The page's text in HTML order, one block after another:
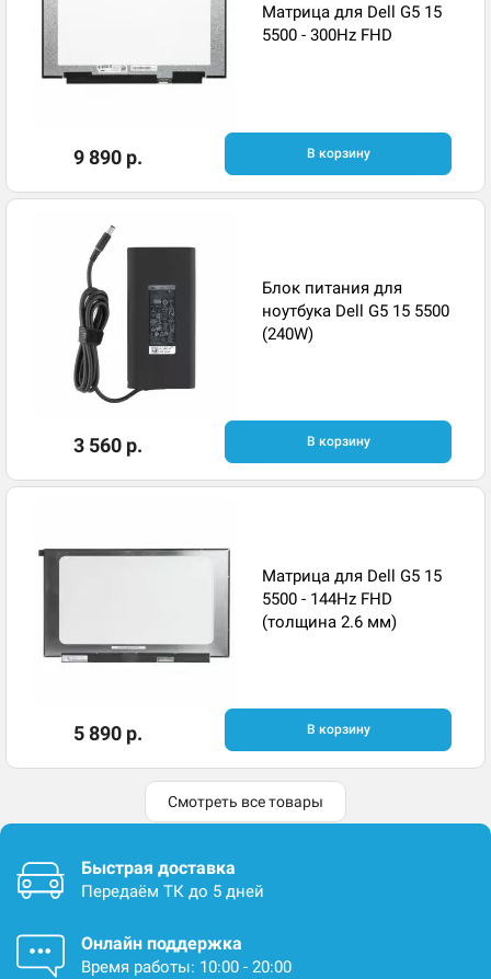
Матрица для Dell G5 15
5500 - 300Hz FHD
9 890 р. В корзину
Блок питания для
ноутбука Dell G5 15 5500
(240W)
3 560 р. В корзину
Матрица для Dell G5 15
5500 - 144Hz FHD
(толщина 2.6 мм)
5 890 р. В корзину
Смотреть все товары
Быстрая доставка
Передаём ТК до 5 дней
Онлайн поддержка
Время работы: 10:00 - 20:00